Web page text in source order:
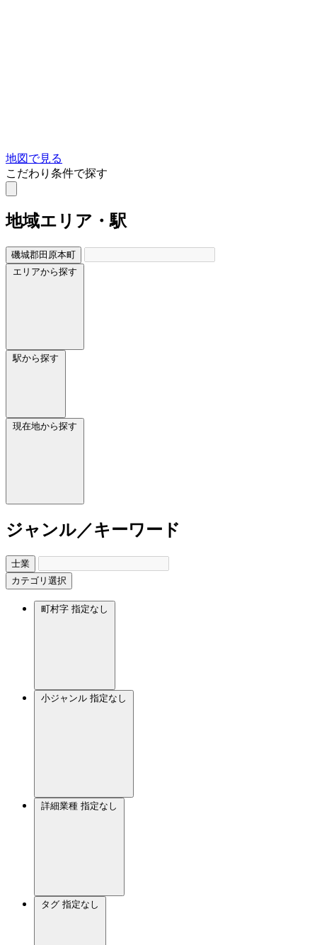
地図で見る
こだわり条件で探す
地域エリア・駅
磯城郡田原本町
エリアから探す
駅から探す
現在地から探す
ジャンル／キーワード
士業
カテゴリ選択
町村字 指定なし
小ジャンル 指定なし
詳細業種 指定なし
タグ 指定なし